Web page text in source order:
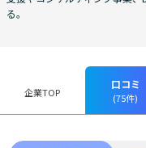
る。
企業TOP
口コミ
(75件)